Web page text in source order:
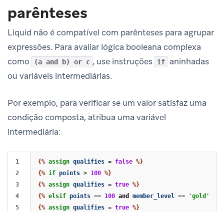
parênteses
Liquid não é compatível com parênteses para agrupar
expressões. Para avaliar lógica booleana complexa
como
(a and b) or c , use instruções if
aninhadas
ou variáveis intermediárias.
Por exemplo, para verificar se um valor satisfaz uma
condição composta, atribua uma variável
intermediária:
1
2
3
4
5
{% assign qualifies = false %}
{% if points > 100 %}
{% assign qualifies = true %}
{% elsif points == 100 and member_level == 'gold'
{% assign qualifies = true %}